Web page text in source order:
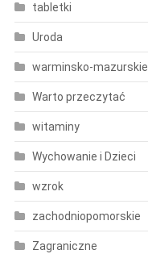
tabletki
Uroda
warminsko-mazurskie
Warto przeczytać
witaminy
Wychowanie i Dzieci
wzrok
zachodniopomorskie
Zagraniczne